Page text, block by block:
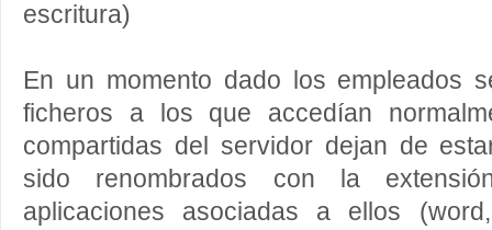
escritura)
En un momento dado los empleados
ficheros a los que accedían
compartidas del servidor dejan de
sido renombrados con la
aplicaciones asociadas a ellos